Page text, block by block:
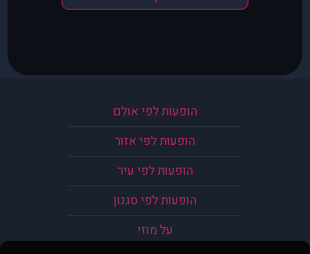
הופעות לפי אולם
הופעות לפי אזור
הופעות לפי עיר
הופעות לפי סגנון
על מוזי